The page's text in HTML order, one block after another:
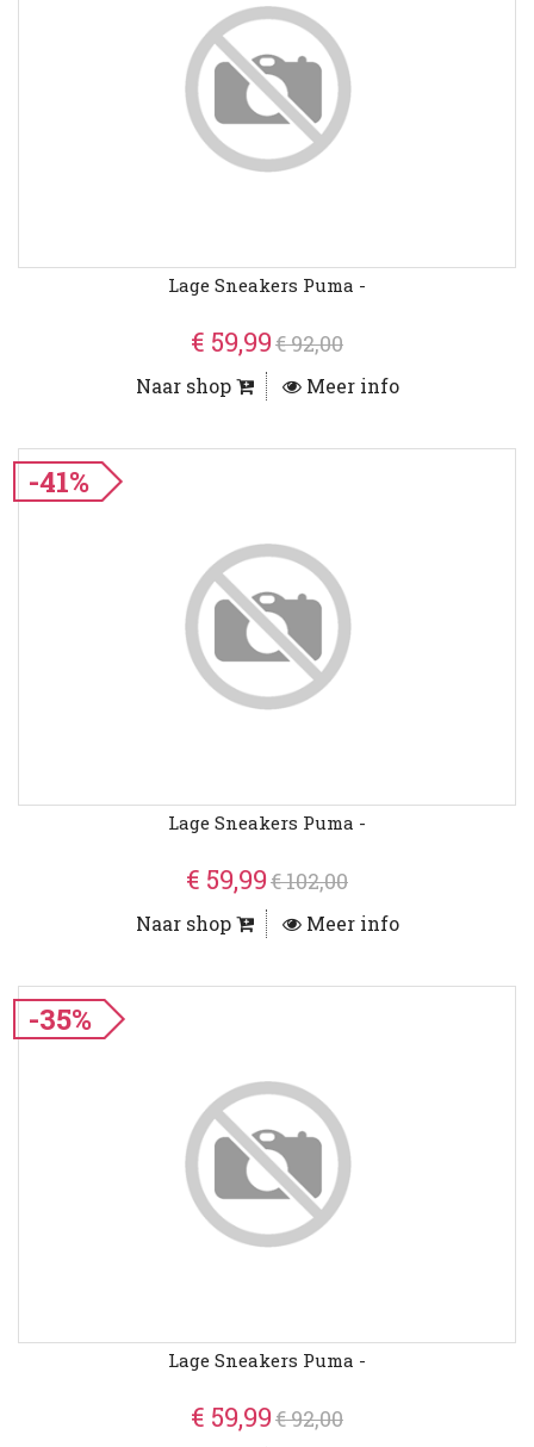
Lage Sneakers Puma -
€ 59,99€ 92,00
Naar shop Meer info
-41%
Lage Sneakers Puma -
€ 59,99€ 102,00
Naar shop Meer info
-35%
Lage Sneakers Puma -
€ 59,99€ 92,00